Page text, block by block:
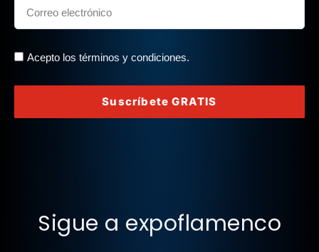
Acepto los términos y condiciones.
Suscríbete GRATIS
Sigue a expoflamenco